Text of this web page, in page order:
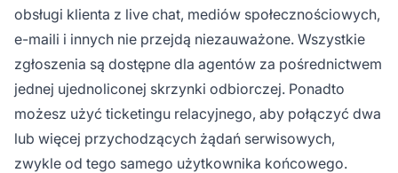
obsługi klienta z live chat, mediów społecznościowych,
e-maili i innych nie przejdą niezauważone. Wszystkie
zgłoszenia są dostępne dla agentów za pośrednictwem
jednej ujednoliconej skrzynki odbiorczej. Ponadto
możesz użyć ticketingu relacyjnego, aby połączyć dwa
lub więcej przychodzących żądań serwisowych,
zwykle od tego samego użytkownika końcowego.